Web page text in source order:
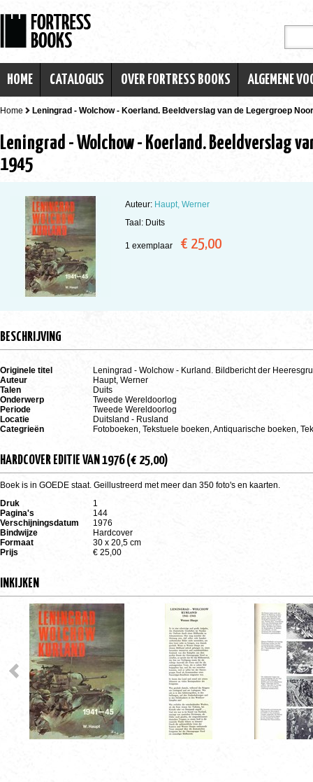
HOME CATALOGUS OVER FORTRESS BOOKS ALGEMENE
Home Leningrad - Wolchow - Koerland. Beeldverslag van de Legergroep
Leningrad - Wolchow - Koerland. Beeldverslag
1945
Auteur: Haupt, Werner
Taal: Duits
1 exemplaar € 25,00
BESCHRIJVING
Originele titel
Leningrad - Wolchow - Kurland. Bildbericht der
Auteur
Haupt, Werner
Talen
Duits
Onderwerp
Tweede Wereldoorlog
Periode
Tweede Wereldoorlog
Locatie
Duitsland - Rusland
Categrieën
Fotoboeken, Tekstuele boeken, Antiquarische boeken,
HARDCOVER EDITIE VAN 1976 (€ 25,00)
Boek is in GOEDE staat. Geillustreerd met meer dan 350 foto's en kaarten.
Druk
1
Pagina's
144
Verschijningsdatum
1976
Bindwijze
Hardcover
Formaat
30 x 20,5 cm
Prijs
€ 25,00
INKIJKEN